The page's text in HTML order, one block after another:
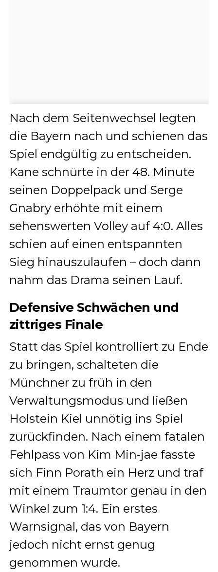
Nach dem Seitenwechsel legten
die Bayern nach und schienen das
Spiel endgültig zu entscheiden.
Kane schnürte in der 48. Minute
seinen Doppelpack und Serge
Gnabry erhöhte mit einem
sehenswerten Volley auf 4:0. Alles
schien auf einen entspannten
Sieg hinauszulaufen – doch dann
nahm das Drama seinen Lauf.
Defensive Schwächen und
zittriges Finale
Statt das Spiel kontrolliert zu Ende
zu bringen, schalteten die
Münchner zu früh in den
Verwaltungsmodus und ließen
Holstein Kiel unnötig ins Spiel
zurückfinden. Nach einem fatalen
Fehlpass von Kim Min-jae fasste
sich Finn Porath ein Herz und traf
mit einem Traumtor genau in den
Winkel zum 1:4. Ein erstes
Warnsignal, das von Bayern
jedoch nicht ernst genug
genommen wurde.